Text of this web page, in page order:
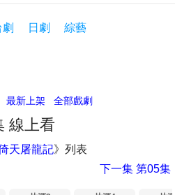
劇 日劇 綜藝
最新上架 全部戲劇
線上看
天屠龍記》列表
下一集第05集